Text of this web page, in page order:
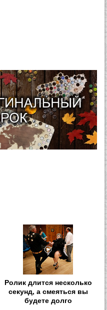
Ролик длится несколько
секунд, а смеяться вы
будете долго